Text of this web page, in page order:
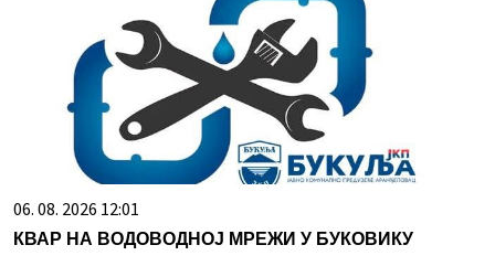
06. 08. 2026 12:01
КВАР НА ВОДОВОДНОЈ МРЕЖИ У БУКОВИКУ